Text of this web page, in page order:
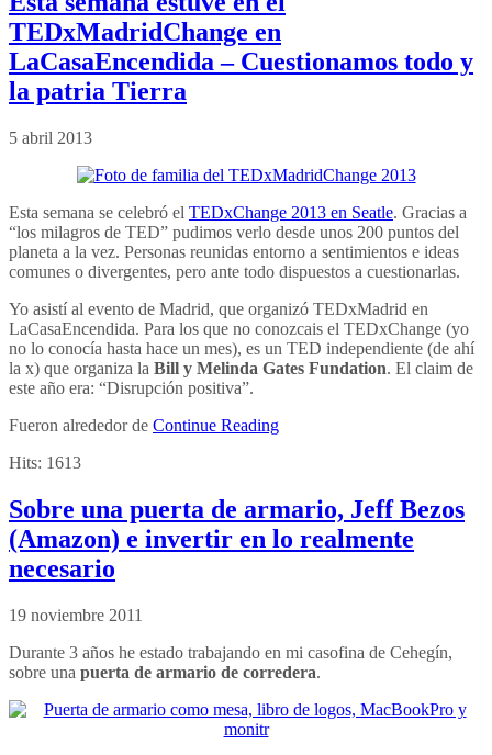
TEDxMadridChange en
LaCasaEncendida – Cuestionamos todo y
la patria Tierra
5 abril 2013
Esta semana se celebró el TEDxChange 2013 en Seatle. Gracias a
“los milagros de TED” pudimos verlo desde unos 200 puntos del
planeta a la vez. Personas reunidas entorno a sentimientos e ideas
comunes o divergentes, pero ante todo dispuestos a cuestionarlas.
Yo asistí al evento de Madrid, que organizó TEDxMadrid en
LaCasaEncendida. Para los que no conozcais el TEDxChange (yo
no lo conocía hasta hace un mes), es un TED independiente (de ahí
la x) que organiza la Bill y Melinda Gates Fundation. El claim de
este año era: “Disrupción positiva”.
Fueron alrededor de Continue Reading
Hits: 1613
Sobre una puerta de armario, Jeff Bezos
(Amazon) e invertir en lo realmente
necesario
19 noviembre 2011
Durante 3 años he estado trabajando en mi casofina de Cehegín,
sobre una puerta de armario de corredera.